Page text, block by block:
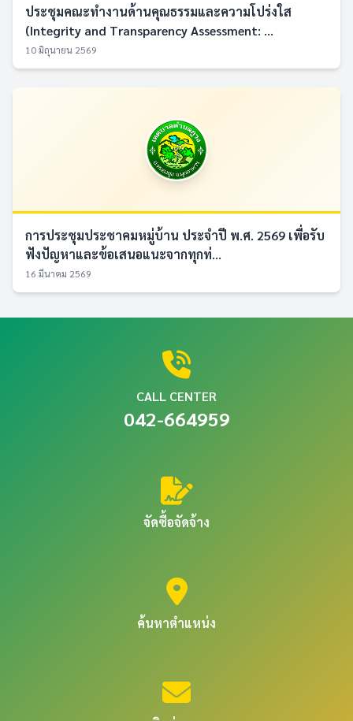
ประชุมคณะทำงานด้านคุณธรรมและความโปร่งใส
(Integrity and Transparency Assessment: ...
10 มิถุนายน 2569
การประชุมประชาคมหมู่บ้าน ประจำปี พ.ศ. 2569 เพื่อรับ
ฟังปัญหาและข้อเสนอแนะจากทุกท่...
16 มีนาคม 2569
CALL CENTER
042-664959
จัดซื้อจัดจ้าง
ค้นหาตำแหน่ง